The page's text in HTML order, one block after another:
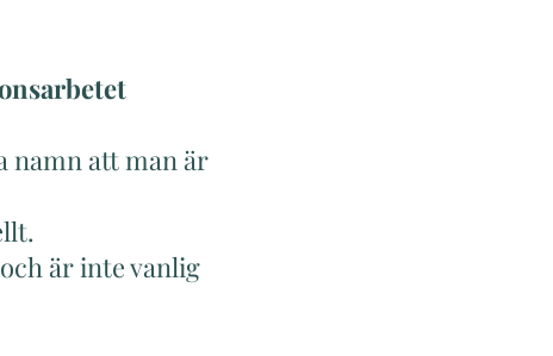
namn att man är
är inte vanlig